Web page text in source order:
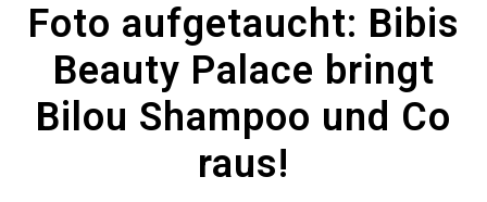
Foto aufgetaucht: Bibis
Beauty Palace bringt
Bilou Shampoo und Co
raus!